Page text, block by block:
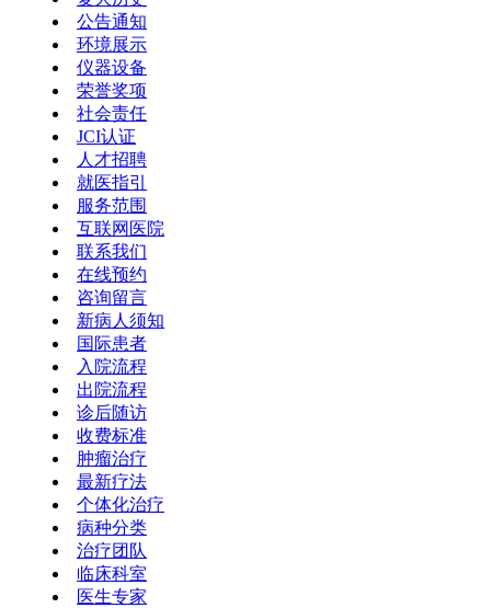
公告通知
环境展示
仪器设备
荣誉奖项
社会责任
JCI认证
人才招聘
就医指引
服务范围
互联网医院
联系我们
在线预约
咨询留言
新病人须知
国际患者
入院流程
出院流程
诊后随访
收费标准
肿瘤治疗
最新疗法
个体化治疗
病种分类
治疗团队
临床科室
医生专家